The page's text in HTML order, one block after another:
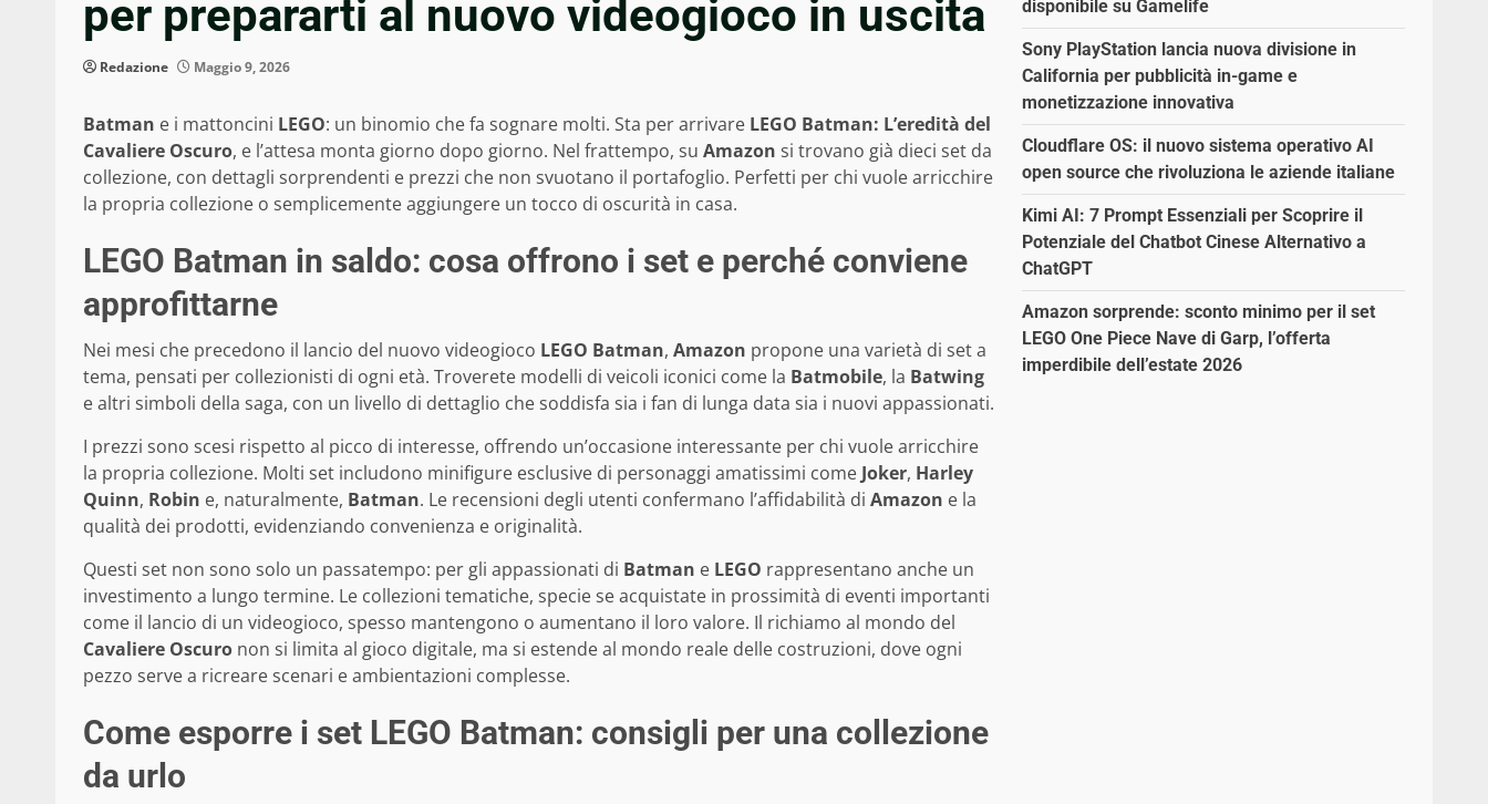
per prepararti al nuovo videogioco in uscita
Redazione Maggio 9, 2026
Batman e i mattoncini LEGO: un binomio che fa sognare molti. Sta per arrivare LEGO Batman: L’eredità del
Cavaliere Oscuro, e l’attesa monta giorno dopo giorno. Nel frattempo, su Amazon si trovano già dieci set da
collezione, con dettagli sorprendenti e prezzi che non svuotano il portafoglio. Perfetti per chi vuole arricchire
la propria collezione o semplicemente aggiungere un tocco di oscurità in casa.
LEGO Batman in saldo: cosa offrono i set e perché conviene
approfittarne
Nei mesi che precedono il lancio del nuovo videogioco LEGO Batman, Amazon propone una varietà di set a
tema, pensati per collezionisti di ogni età. Troverete modelli di veicoli iconici come la Batmobile, la Batwing
e altri simboli della saga, con un livello di dettaglio che soddisfa sia i fan di lunga data sia i nuovi appassionati.
I prezzi sono scesi rispetto al picco di interesse, offrendo un’occasione interessante per chi vuole arricchire
la propria collezione. Molti set includono minifigure esclusive di personaggi amatissimi come Joker, Harley
Quinn, Robin e, naturalmente, Batman. Le recensioni degli utenti confermano l’affidabilità di Amazon e la
qualità dei prodotti, evidenziando convenienza e originalità.
Questi set non sono solo un passatempo: per gli appassionati di Batman e LEGO rappresentano anche un
investimento a lungo termine. Le collezioni tematiche, specie se acquistate in prossimità di eventi importanti
come il lancio di un videogioco, spesso mantengono o aumentano il loro valore. Il richiamo al mondo del
Cavaliere Oscuro non si limita al gioco digitale, ma si estende al mondo reale delle costruzioni, dove ogni
pezzo serve a ricreare scenari e ambientazioni complesse.
Come esporre i set LEGO Batman: consigli per una collezione
da urlo
disponibile su Gamelife
Sony PlayStation lancia nuova divisione in
California per pubblicità in-game e
monetizzazione innovativa
Cloudflare OS: il nuovo sistema operativo AI
open source che rivoluziona le aziende italiane
Kimi AI: 7 Prompt Essenziali per Scoprire il
Potenziale del Chatbot Cinese Alternativo a
ChatGPT
Amazon sorprende: sconto minimo per il set
LEGO One Piece Nave di Garp, l’offerta
imperdibile dell’estate 2026